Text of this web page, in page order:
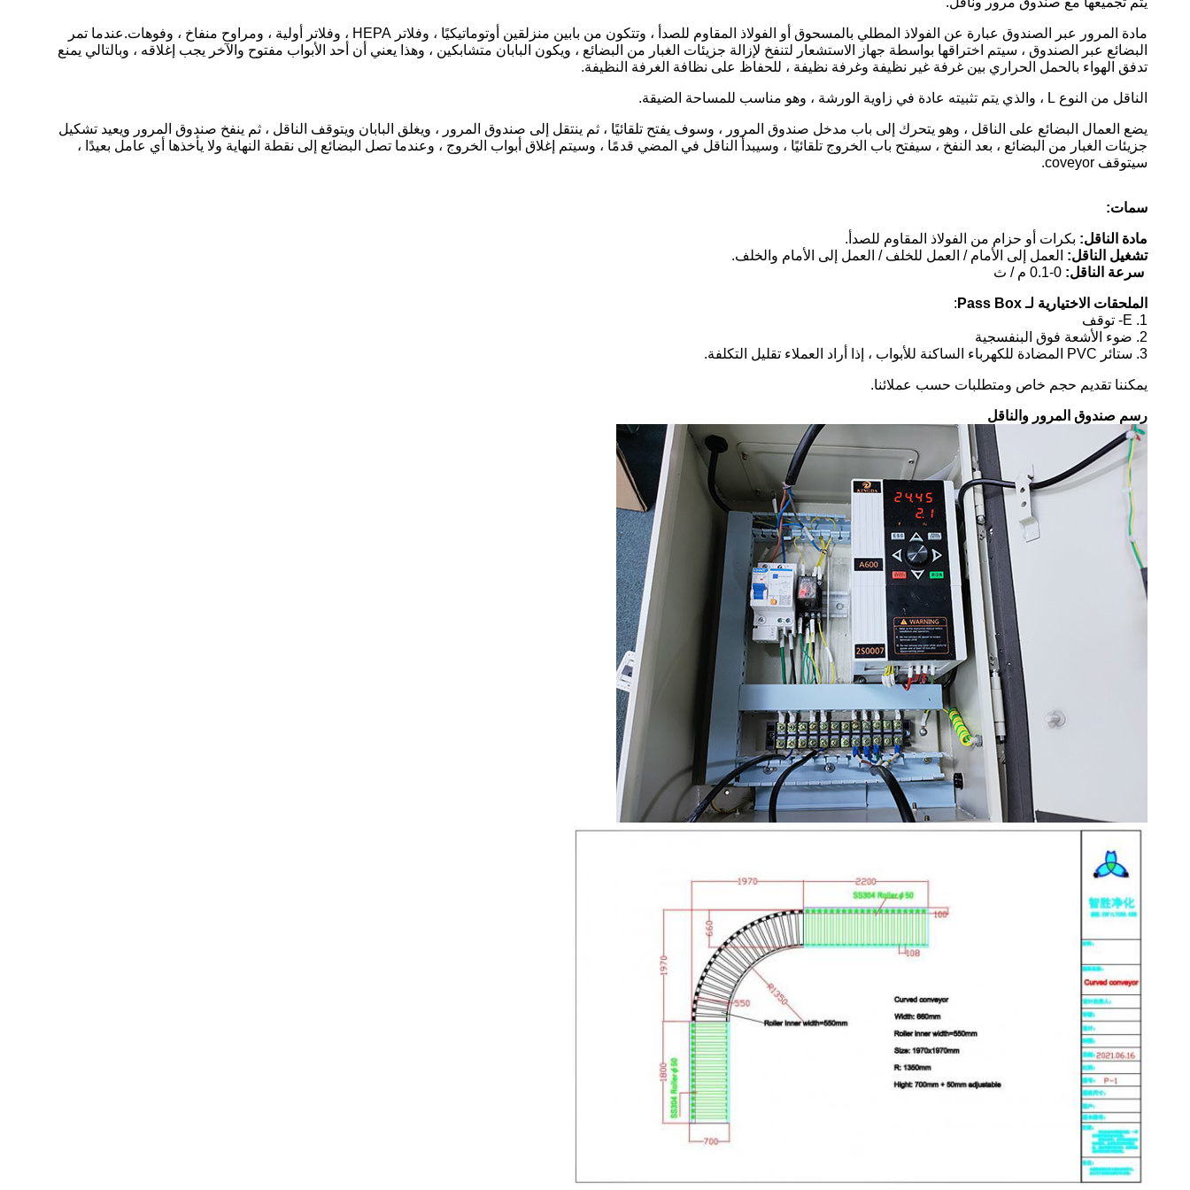
مادة المرور عبر الصندوق عبارة عن الفولاذ المطلي بالمسحوق أو الفولاذ المقاوم للصدأ ، وتتكون من بابين منزلقين أوتوماتيكيًا ، وفلاتر HEPA ، وفلاتر أولية ، ومراوح منفاخ ، وفوهات.عندما تمر
البضائع عبر الصندوق ، سيتم اختراقها بواسطة جهاز الاستشعار لتنفخ لإزالة جزيئات الغبار من البضائع ، ويكون البابان متشابكين ، وهذا يعني أن أحد الأبواب مفتوح والآخر يجب إغلاقه ، وبالتالي يمنع
تدفق الهواء بالحمل الحراري بين غرفة غير نظيفة وغرفة نظيفة ، للحفاظ على نظافة الغرفة النظيفة.
الناقل من النوع L ، والذي يتم تثبيته عادة في زاوية الورشة ، وهو مناسب للمساحة الضيقة.
يضع العمال البضائع على الناقل ، وهو يتحرك إلى باب مدخل صندوق المرور ، وسوف يفتح تلقائيًا ، ثم ينتقل إلى صندوق المرور ، ويغلق البابان ويتوقف الناقل ، ثم ينفخ صندوق المرور ويعيد تشكيل
جزيئات الغبار من البضائع ، بعد النفخ ، سيفتح باب الخروج تلقائيًا ، وسيبدأ الناقل في المضي قدمًا ، وسيتم إغلاق أبواب الخروج ، وعندما تصل البضائع إلى نقطة النهاية ولا يأخذها أي عامل بعيدًا ،
سيتوقف coveyor.
سمات:
مادة الناقل: بكرات أو حزام من الفولاذ المقاوم للصدأ.
تشغيل الناقل: العمل إلى الأمام / العمل للخلف / العمل إلى الأمام والخلف.
سرعة الناقل:
الملحقات الاختيارية لـ Pass Box
:
1. E- توقف
2. ضوء الأشعة فوق البنفسجية
3. ستائر PVC المضادة للكهرباء الساكنة للأبواب ، إذا أراد العملاء تقليل التكلفة.
يمكننا تقديم حجم خاص ومتطلبات حسب عملائنا.
رسم صندوق المرور والناقل